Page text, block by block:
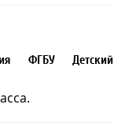
ФГБУ Детский